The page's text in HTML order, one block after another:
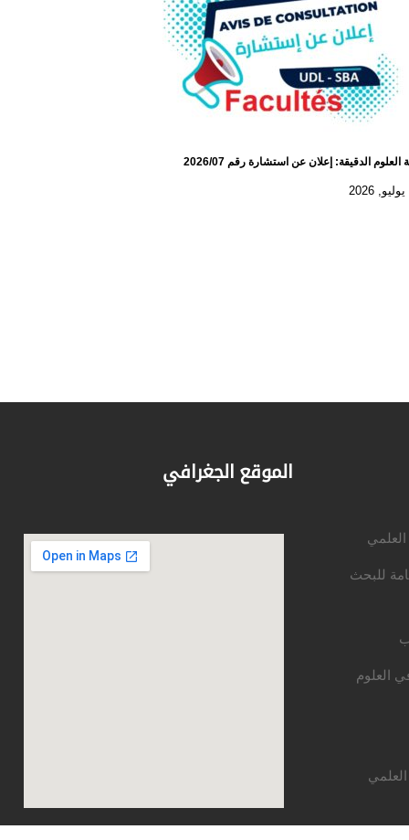
العلوم الدقيقة: إعلان عن استشارة رقم 2026/07
العلمي
للبحث
العلوم
الموقع الجغرافي